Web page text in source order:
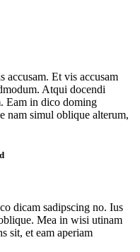
accusam. Et vis accusam
Atqui docendi
Eam in dico doming
nam simul oblique alterum,
dicam sadipscing no. Ius
Mea in wisi utinam
sit, et eam aperiam